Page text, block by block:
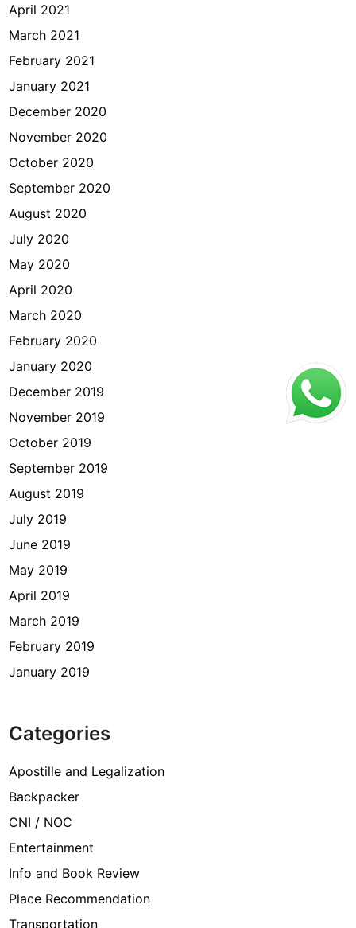
April 2021
March 2021
February 2021
January 2021
December 2020
November 2020
October 2020
September 2020
August 2020
July 2020
May 2020
April 2020
March 2020
February 2020
January 2020
December 2019
November 2019
October 2019
September 2019
August 2019
July 2019
June 2019
May 2019
April 2019
March 2019
February 2019
January 2019
Categories
Apostille and Legalization
Backpacker
CNI / NOC
Entertainment
Info and Book Review
Place Recommendation
Transportation